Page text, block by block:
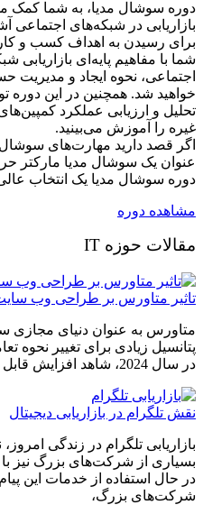
دوره سوشال مدیا، به شما کمک
بازاریابی در شبکه‌های اجتماعی
برای رسیدن به اهداف کسب‌ و
شما با مفاهیم پایه‌ای بازاریابی
اجتماعی، نحوه ایجاد و
خواهید شد. همچنین در این دوره
تحلیل و ارزیابی عملکرد
غیره را آموزش می‌بینید.
اگر قصد دارید مهارت‌های سوشال
عنوان یک سوشال مدیا مارکتر
دوره سوشال مدیا یک انتخاب
مشاهده دوره
مقالات حوزه IT
تاثیر متاورس بر طراحی وب سایت
متاورس به عنوان دنیای
پتانسیل زیادی برای تغییر نحوه
در سال 2024، شاهد افزایش قابل توجهی در استفاده از متاورس در
نقش تلگرام در بازاریابی دیجیتال
بازاریابی تلگرام در زندگی
بسیاری از شرکت‌های بزرگ نیز با
در حال استفاده از خدمات این
شرکت‌های بزرگ،